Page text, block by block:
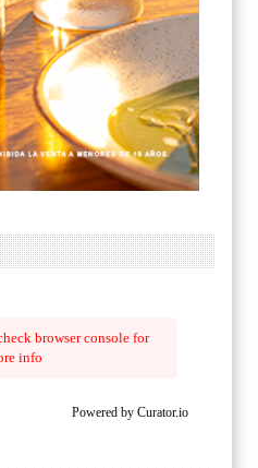
browser console for
info
Powered by Curator.io